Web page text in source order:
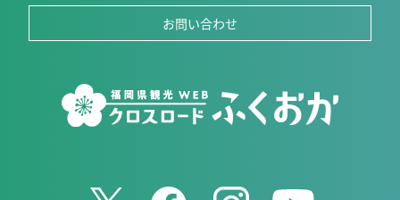
お問い合わせ